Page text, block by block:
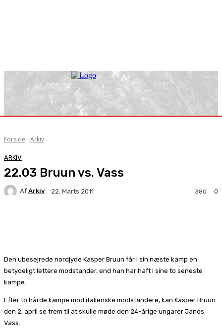
Forside Arkiv
ARKIV
22.03 Bruun vs. Vass
Af Arkiv 22. Marts 2011 0
380
Den ubesejrede nordjyde Kasper Bruun får i sin næste kamp en
betydeligt lettere modstander, end han har haft i sine to seneste
kampe.
Efter to hårde kampe mod italienske modstandere, kan Kasper Bruun
den 2. april se frem til at skulle møde den 24-årige ungarer Janos
Vass.